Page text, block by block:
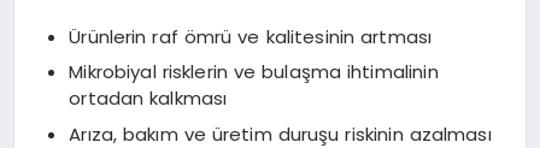
Ürünlerin raf ömrü ve kalitesinin artması
Mikrobiyal risklerin ve bulaşma ihtimalinin
ortadan kalkması
Arıza, bakım ve üretim duruşu riskinin azalması